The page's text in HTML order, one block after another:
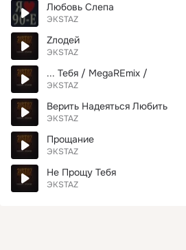
Любовь Слепа
ЭКSТАZ
Zлодей
ЭКSТАZ
... Тебя / MegaREmix /
ЭКSТАZ
Верить Надеяться Любить
ЭКSТАZ
Прощание
ЭКSТАZ
Не Прощу Тебя
ЭКSТАZ